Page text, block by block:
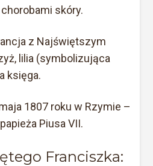
skóry.
z Najświętszym
lilia (symbolizująca
księga.
1807 roku w Rzymie –
Piusa VII.
Franciszka: